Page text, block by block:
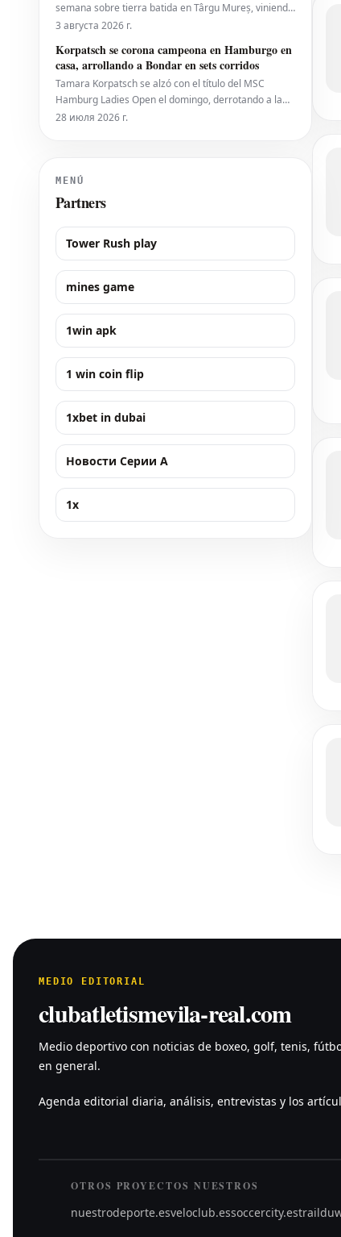
semana sobre tierra batida en Târgu Mureș, viniendo
de menos a más para derrotar a la máxima favorita,
el trofeo del Axeria Open 2026, impulsado por Intaro
Sport. El evento WTA 125 en Rumanía viv
3 августа 2026 г.
Korpatsch se corona campeona en Hamburgo en
casa, arrollando a Bondar en sets corridos
Tamara Korpatsch se alzó con el título del MSC
Hamburg Ladies Open el domingo, derrotando a la
cuarta cabeza de serie, la húngara Anna Bondar, por
28 июля 2026 г.
MENÚ
Partners
Tower Rush play
mines game
1win apk
1 win coin flip
1xbet in dubai
Новости Серии А
1x
MEDIO EDITORIAL
clubatletismevila-real.com
Medio deportivo con noticias de boxeo, golf, tenis,
en general.
Agenda editorial diaria, análisis, entrevistas y los
OTROS PROYECTOS NUESTROS
nuestrodeporte.esveloclub.essoccercity.es